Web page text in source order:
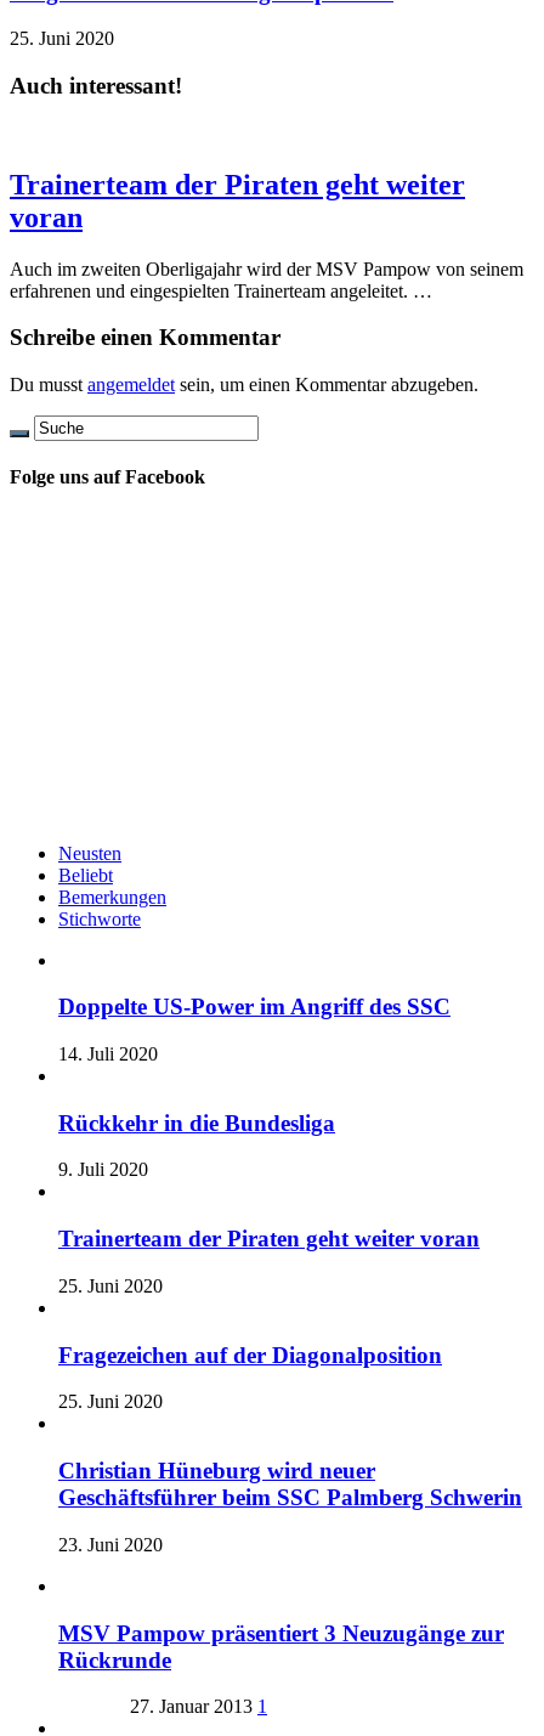
25. Juni 2020
Auch interessant!
Trainerteam der Piraten geht weiter
voran
Auch im zweiten Oberligajahr wird der MSV Pampow von seinem
erfahrenen und eingespielten Trainerteam angeleitet. …
Schreibe einen Kommentar
Du musst angemeldet sein, um einen Kommentar abzugeben.
Folge uns auf Facebook
Neusten
Beliebt
Bemerkungen
Stichworte
Doppelte US-Power im Angriff des SSC
14. Juli 2020
Rückkehr in die Bundesliga
9. Juli 2020
Trainerteam der Piraten geht weiter voran
25. Juni 2020
Fragezeichen auf der Diagonalposition
25. Juni 2020
Christian Hüneburg wird neuer
Geschäftsführer beim SSC Palmberg Schwerin
23. Juni 2020
MSV Pampow präsentiert 3 Neuzugänge zur
Rückrunde
27. Januar 2013 1